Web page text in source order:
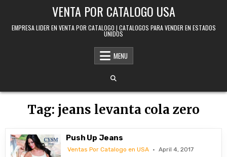
VENTA POR CATALOGO USA
EMPRESA LIDER EN VENTA POR CATALOGO | CATALOGOS PARA VENDER EN ESTADOS
UNIDOS
MENU
Tag: jeans levanta cola zero
Push Up Jeans
Ventas Por Catalogo en USA April 4, 2017